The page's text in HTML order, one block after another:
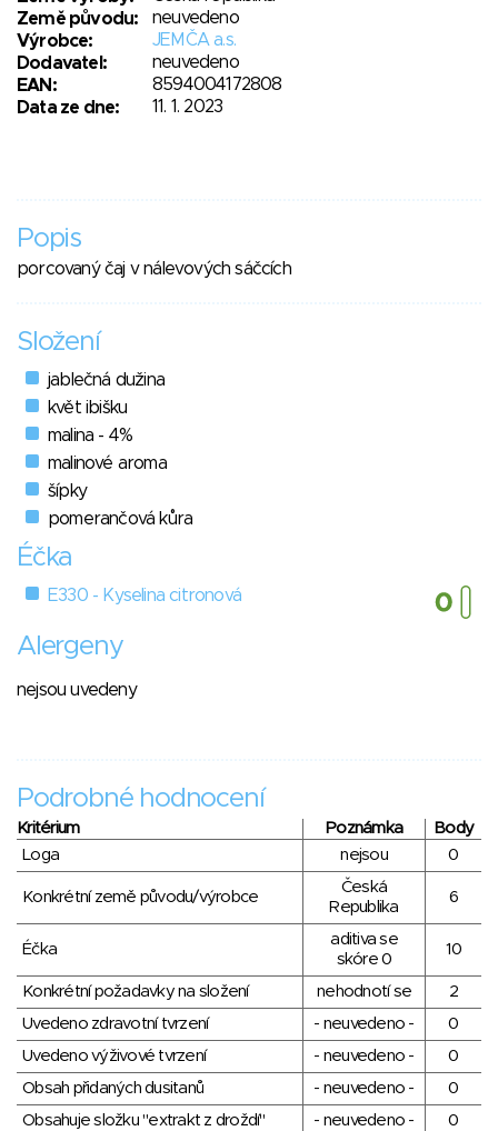
Země původu:
neuvedeno
Výrobce:
JEMČA a.s.
Dodavatel:
neuvedeno
EAN:
8594004172808
Data ze dne:
11. 1. 2023
Popis
porcovaný čaj v nálevových sáčcích
Složení
jablečná dužina
květ ibišku
malina - 4%
malinové aroma
šípky
pomerančová kůra
Éčka
E330 - Kyselina citronová
Alergeny
nejsou uvedeny
Podrobné hodnocení
Kritérium Poznámka
Body
Loga
nejsou 0
Konkrétní země původu/výrobce
Česká
Republika
6
Éčka
aditiva se
skóre 0
10
Konkrétní požadavky na složení nehodnotí se
2
Uvedeno zdravotní tvrzení
- neuvedeno -
0
Uvedeno výživové tvrzení
- neuvedeno -
0
Obsah přidaných dusitanů
- neuvedeno -
0
Obsahuje složku "extrakt z droždí"
- neuvedeno -
0